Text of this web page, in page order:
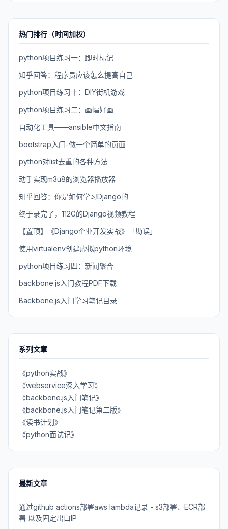
热门排行（时间加权）
python项目练习一：即时标记
知乎回答：程序员应该怎么提高自己
python项目练习十：DIY街机游戏
python项目练习二：画幅好画
自动化工具——ansible中文指南
bootstrap入门-做一个简单的页面
python对list去重的各种方法
动手实现m3u8的浏览器播放器
知乎回答：你是如何学习Django的
终于录完了，112G的Django视频教程
【置顶】《Django企业开发实战》「勘误」
使用virtualenv创建虚拟python环境
python项目练习四：新闻聚合
backbone.js入门教程PDF下载
Backbone.js入门学习笔记目录
系列文章
《python实战》
《webservice深入学习》
《backbone.js入门笔记》
《backbone.js入门笔记第二版》
《读书计划》
《python面试记》
最新文章
通过github actions部署aws lambda记录 - s3部署、ECR部
署 以及固定出口IP